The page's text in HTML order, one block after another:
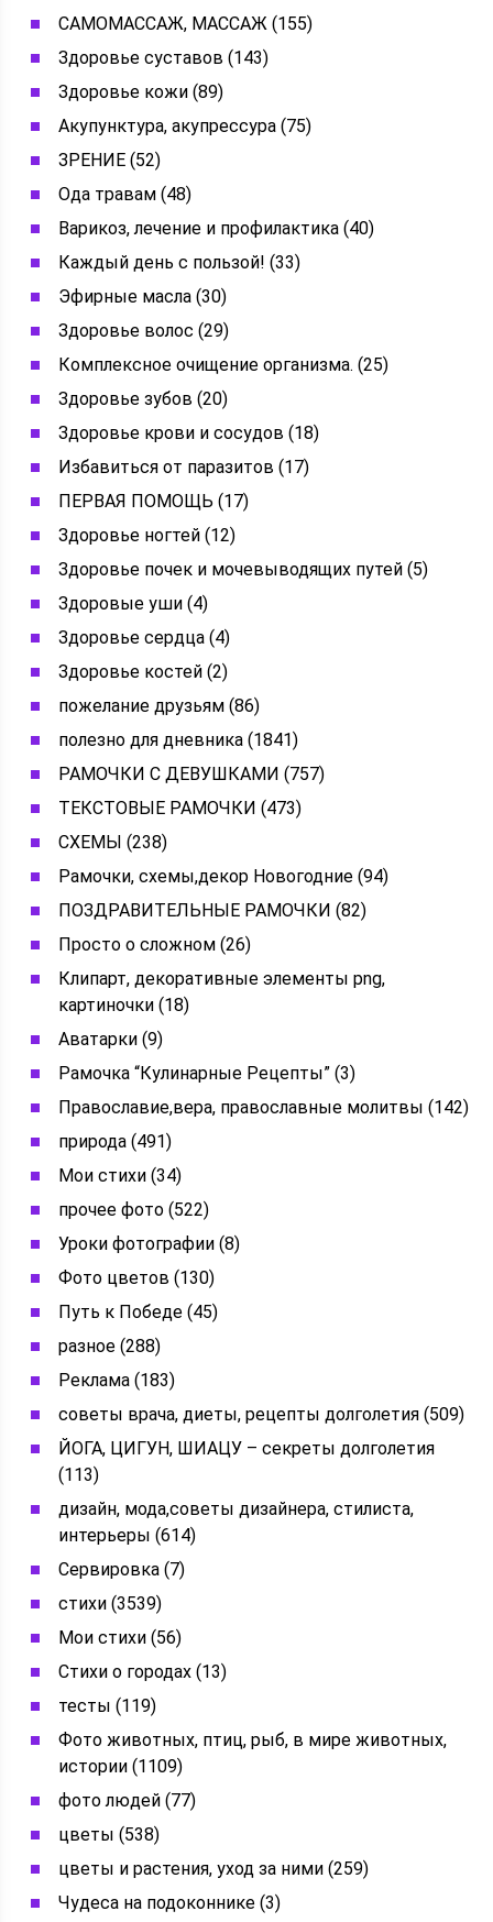
САМОМАССАЖ, МАССАЖ (155)
Здоровье суставов (143)
Здоровье кожи (89)
Акупунктура, акупрессура (75)
ЗРЕНИЕ (52)
Ода травам (48)
Варикоз, лечение и профилактика (40)
Каждый день с пользой! (33)
Эфирные масла (30)
Здоровье волос (29)
Комплексное очищение организма. (25)
Здоровье зубов (20)
Здоровье крови и сосудов (18)
Избавиться от паразитов (17)
ПЕРВАЯ ПОМОЩЬ (17)
Здоровье ногтей (12)
Здоровье почек и мочевыводящих путей (5)
Здоровые уши (4)
Здоровье сердца (4)
Здоровье костей (2)
пожелание друзьям (86)
полезно для дневника (1841)
РАМОЧКИ С ДЕВУШКАМИ (757)
ТЕКСТОВЫЕ РАМОЧКИ (473)
СХЕМЫ (238)
Рамочки, схемы,декор Новогодние (94)
ПОЗДРАВИТЕЛЬНЫЕ РАМОЧКИ (82)
Просто о сложном (26)
Клипарт, декоративные элементы png,
картиночки (18)
Аватарки (9)
Рамочка “Кулинарные Рецепты” (3)
Православие,вера, православные молитвы (142)
природа (491)
Мои стихи (34)
прочее фото (522)
Уроки фотографии (8)
Фото цветов (130)
Путь к Победе (45)
разное (288)
Реклама (183)
советы врача, диеты, рецепты долголетия (509)
ЙОГА, ЦИГУН, ШИАЦУ – секреты долголетия
(113)
дизайн, мода,советы дизайнера, стилиста,
интерьеры (614)
Сервировка (7)
стихи (3539)
Мои стихи (56)
Стихи о городах (13)
тесты (119)
Фото животных, птиц, рыб, в мире животных,
истории (1109)
фото людей (77)
цветы (538)
цветы и растения, уход за ними (259)
Чудеса на подоконнике (3)